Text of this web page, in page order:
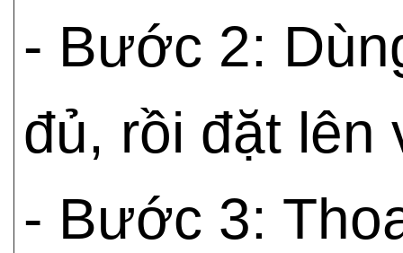
- Bước 2:
đủ, rồi đặt lên
- Bước 3: